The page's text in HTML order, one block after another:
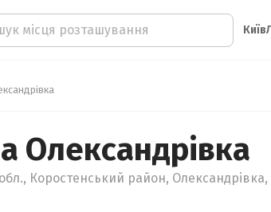
Київ
Олександрівка
Коростенський район, Олександрівка,